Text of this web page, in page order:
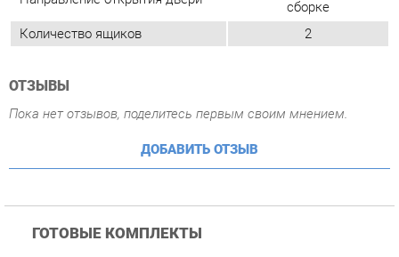
ДОБАВИТЬ ОТЗЫВ
ГОТОВЫЕ КОМПЛЕКТЫ